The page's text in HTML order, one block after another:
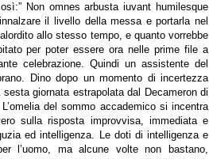
Non omnes arbusta iuvant humilesque
il livello della messa e portarla nel
allo stesso tempo, e quanto vorrebbe
per poter essere ora nelle prime file a
celebrazione. Quindi un assistente del
Dino dopo un momento di incertezza
giornata estrapolata dal Decameron di
del sommo accademico si incentra
sulla risposta improvvisa, immediata e
ed intelligenza. Le doti di intelligenza e
l’uomo, ma alcune volte non bastano,